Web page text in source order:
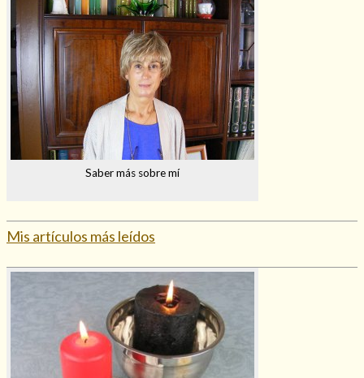
Mi rincón
Mis libros favoritos
Mi Blog
¿Qué es el tarot?
Saber más sobre mí
Mis artículos más leídos